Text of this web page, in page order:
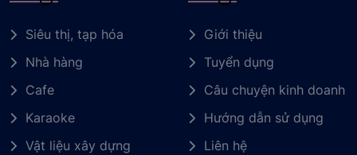
Siêu thị, tạp hóa
Nhà hàng
Cafe
Karaoke
Vật liệu xây dựng
Giới thiệu
Tuyển dụng
Câu chuyện kinh doanh
Hướng dẫn sử dụng
Liên hệ